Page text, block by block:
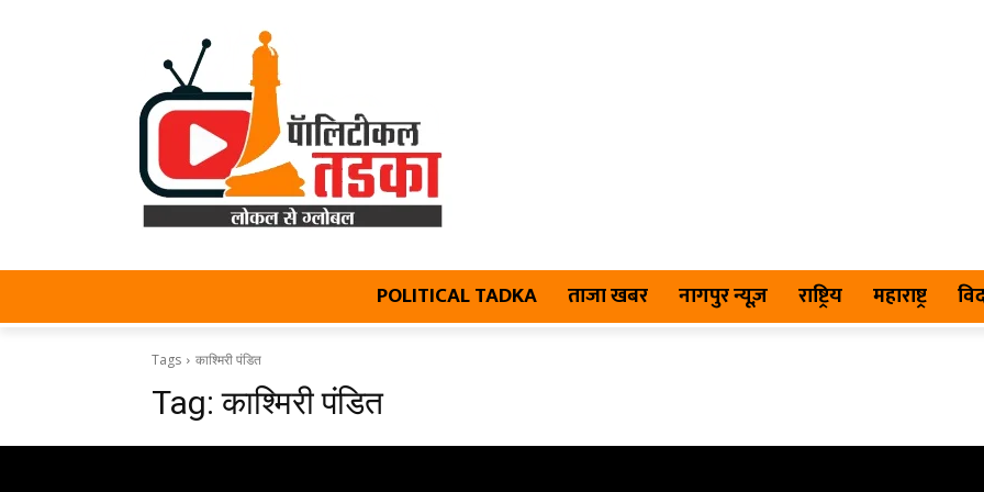
POLITICAL TADKA ताजा खबर नागपुर न्यूज़ राष्ट्रिय महाराष्ट्र
Tags काश्मिरी पंडित
Tag:काश्मिरी पंडित